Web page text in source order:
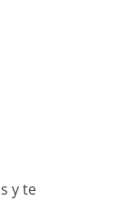
y te